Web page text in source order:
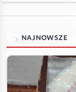
NAJNOWSZE